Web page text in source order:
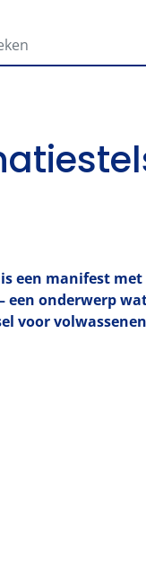
een manifest
een onderwerp
voor